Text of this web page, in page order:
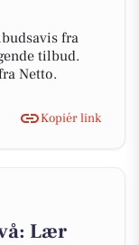
fra
tilbud.
Netto.
Kopiér link
Lær